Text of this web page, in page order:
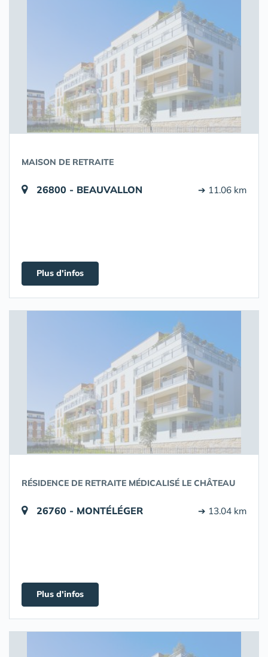
MAISON DE RETRAITE
26800 - BEAUVALLON ➔ 11.06 km
Plus d'infos
RÉSIDENCE DE RETRAITE MÉDICALISÉ LE CHÂTEAU
26760 - MONTÉLÉGER ➔ 13.04 km
Plus d'infos